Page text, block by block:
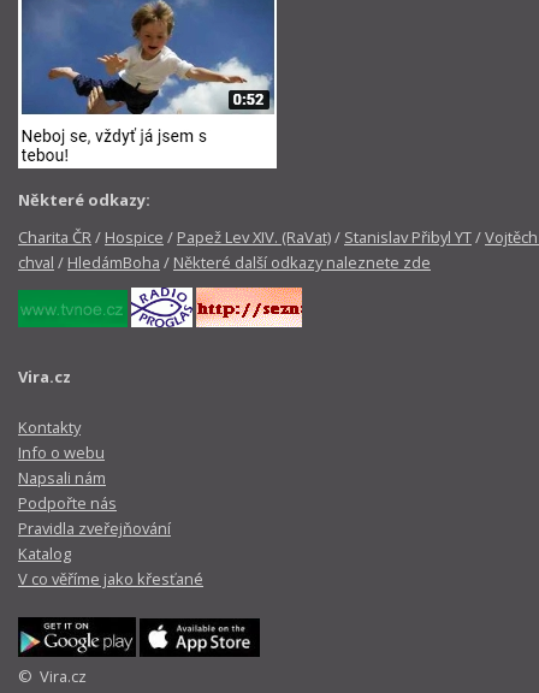
Některé odkazy:
Charita ČR/ Hospice / Papež Lev XIV. (RaVat)/ Stanislav Přibyl YT/
chval / HledámBoha / Některé další odkazy naleznete zde
Vira.cz
Kontakty
Info o webu
Napsali nám
Podpořte nás
Pravidla zveřejňování
Katalog
V co věříme jako křesťané
© Vira.cz